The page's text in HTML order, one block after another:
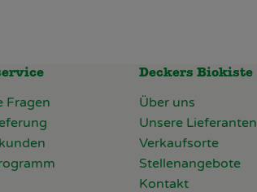
Fragen
Deckers Biokiste
Über uns
Unsere Lieferanten
Verkaufsorte
Stellenangebote
Kontakt